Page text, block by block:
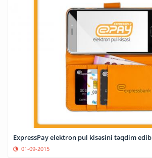
ExpressPay elektron pul kisəsini təqdim edib
01-09-2015